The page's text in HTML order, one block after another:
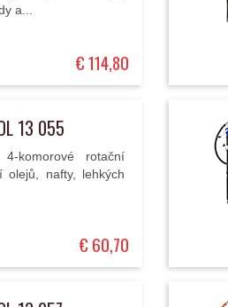
a...
€ 114,80
13 055
komorové rotační
olejů, nafty, lehkých
€ 60,70